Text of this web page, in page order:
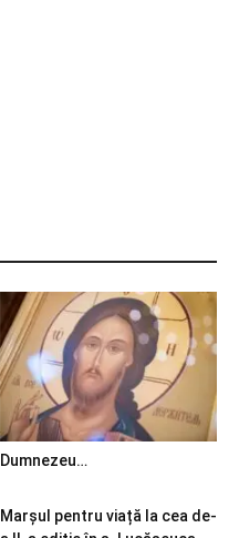
Dumnezeu…
Marșul pentru viață la cea de-